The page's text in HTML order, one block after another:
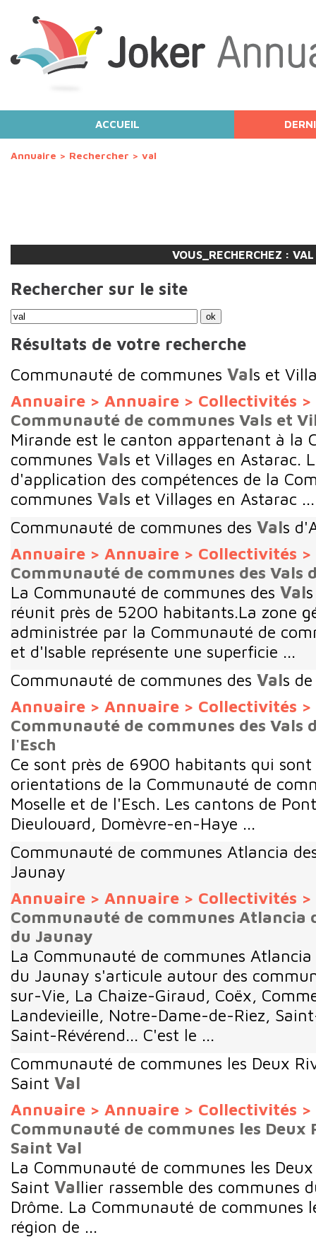
VOUS_RECHERCHEZ :VAL
ACCUEIL
Annuaire > Rechercher > val
Rechercher sur le site
Résultats de votre recherche
Communauté de communes Vals et
Annuaire > Annuaire > Collectivités >
Communauté de communes Vals et
Mirande est le canton appartenant à la
communes Vals et Villages en Astarac.
d'application des compétences de la
communes Vals et Villages en Astarac ...
Communauté de communes des Vals
Annuaire > Annuaire > Collectivités >
Communauté de communes des Vals
La Communauté de communes des Val
réunit près de 5200 habitants.La zone
administrée par la Communauté de
et d'Isable représente une superficie ...
Communauté de communes des Vals
Annuaire > Annuaire > Collectivités >
Communauté de communes des Vals
l'Esch
Ce sont près de 6900 habitants qui sont
orientations de la Communauté de
Moselle et de l'Esch. Les cantons de
Dieulouard, Domèvre-en-Haye ...
Communauté de communes Atlancia
Jaunay
Annuaire > Annuaire > Collectivités >
Communauté de communes Atlancia
du Jaunay
La Communauté de communes Atlancia
du Jaunay s'articule autour des
sur-Vie, La Chaize-Giraud, Coëx,
Landevieille, Notre-Dame-de-Riez,
Saint-Révérend... C'est le ...
Communauté de communes les Deux
Saint Val
Annuaire > Annuaire > Collectivités >
Communauté de communes les Deux
Saint Val
La Communauté de communes les
Saint Vallier rassemble des communes
Drôme. La Communauté de communes
région de ...